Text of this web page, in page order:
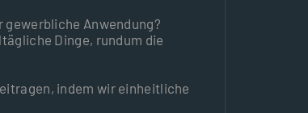
Anwendung?
Dinge, rundum die
indem wir einheitliche